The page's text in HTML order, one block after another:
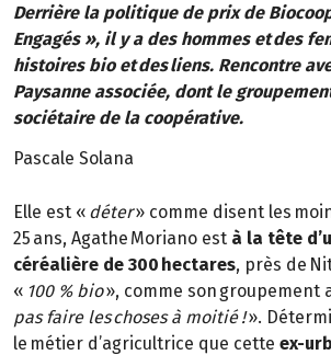
Derrière la politique de prix de
Engagés », il y a des hommes et des
histoires bio et des liens. Rencontre
Paysanne associée, dont le
sociétaire de la coopérative.
Pascale Solana
Elle est « déter» comme disent les
25 ans, Agathe Moriano est à la tête
céréalière de 300 hectares, près de
« 100 % bio», comme son groupement
pas faire les choses à moitié !».
le métier d’agricultrice que cette ex-